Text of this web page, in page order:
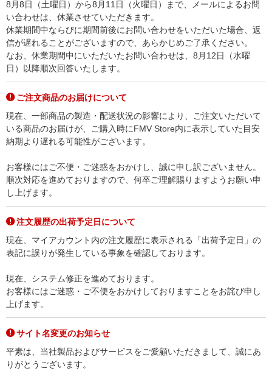
8月8日（土曜日）から8月11日（火曜日）まで、メールによるお問
い合わせは、休業させていただきます。
休業期間中ならびに期間前後にお問い合わせをいただいた場合、返
信が遅れることがございますので、あらかじめご了承ください。
なお、休業期間中にいただいたお問い合わせは、8月12日（水曜
日）以降順次回答いたします。
ご注文商品のお届けについて
現在、一部商品の製造・配送状況の影響により、ご注文いただいて
いる商品のお届けが、ご購入時にFMV Store内に表示していた目安
納期より遅れる可能性がございます。
お客様にはご不便・ご迷惑をおかけし、誠に申し訳ございません。
順次対応を進めておりますので、何卒ご理解賜りますようお願い申
し上げます。
注文履歴の出荷予定日について
現在、マイアカウント内の注文履歴に表示される「出荷予定日」の
表記に誤りが発生している事象を確認しております。
現在、システム修正を進めております。
お客様にはご迷惑・ご不便をおかけしておりますことをお詫び申し
上げます。
サイト名変更のお知らせ
平素は、当社製品およびサービスをご愛顧いただきまして、誠にあ
りがとうございます。